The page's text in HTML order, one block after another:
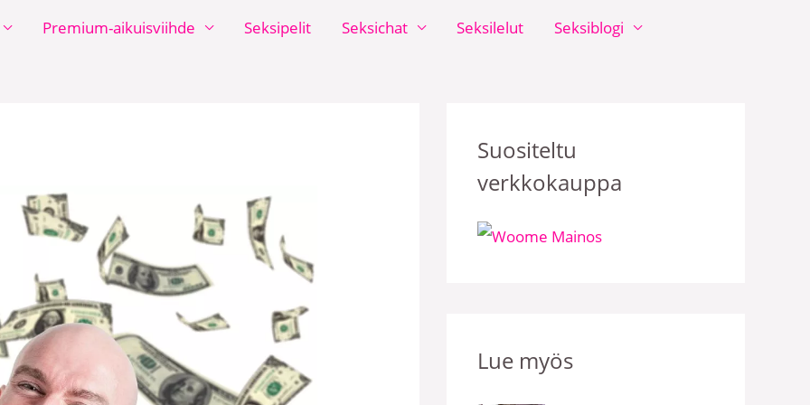
Premium-aikuisviihde Seksipelit Seksichat Seksilelut Seksiblogi
Suositeltu
verkkokauppa
Lue myös